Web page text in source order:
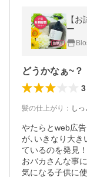
【
ー
どうかなぁ~？
3
髪の仕上がり ： しっ
やたらとweb広
が､いきなり大き
ているのを発見！
おバカさんな事
気になる子供に